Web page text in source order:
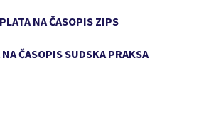
NA ČASOPIS ZIPS
ČASOPIS SUDSKA PRAKSA